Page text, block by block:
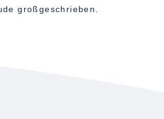
großgeschrieben.